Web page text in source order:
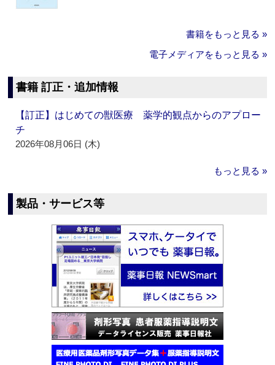
書籍をもっと見る »
電子メディアをもっと見る »
書籍 訂正・追加情報
【訂正】はじめての獣医療 薬学的観点からのアプロー
チ
2026年08月06日 (木)
もっと見る »
製品・サービス等